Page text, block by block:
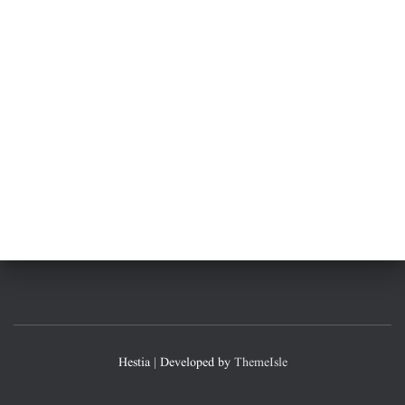
Hestia | Developed by ThemeIsle